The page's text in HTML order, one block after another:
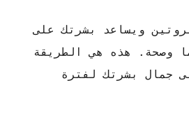
ويساعد بشرتك على
وصحة. هذه هي الطريقة
جمال بشرتك لفترة